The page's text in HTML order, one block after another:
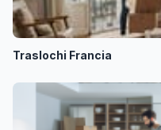
Traslochi Francia